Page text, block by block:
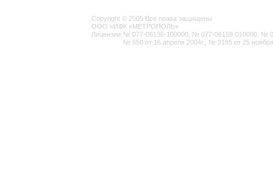
Copyright © 2005 Все права защищены
ООО «ИФК «МЕТРОПОЛЬ»
Лицензии: № 077-06136-100000, № 077-06159-010000, №
№ 650 от 16 апреля 2004г., № 3185 от 25